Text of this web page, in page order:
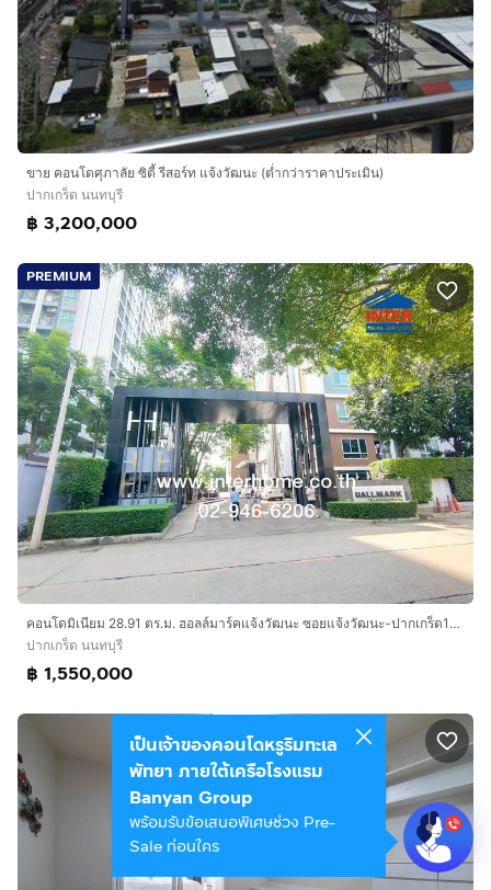
ขาย คอนโดศุภาลัย ซิตี้ รีสอร์ท แจ้งวัฒนะ (ต่ำกว่าราคาประเมิน)
ปากเกร็ด นนทบุรี
฿ 3,200,000
PREMIUM
คอนโดมิเนียม 28.91 ตร.ม. ฮอลล์มาร์คแจ้งวัฒนะ ซอยแจ้งวัฒนะ-ปากเกร็ด17 ถนนประชาชื่น ถนนแจ้งวัฒนะ ปากเกร็ด นนทบุรี
ปากเกร็ด นนทบุรี
฿ 1,550,000
เป็นเจ้าของคอนโดหรูริมทะเล
พัทยา ภายใต้เครือโรงแรม
Banyan Group
พร้อมรับข้อเสนอพิเศษช่วง Pre-
Sale ก่อนใคร